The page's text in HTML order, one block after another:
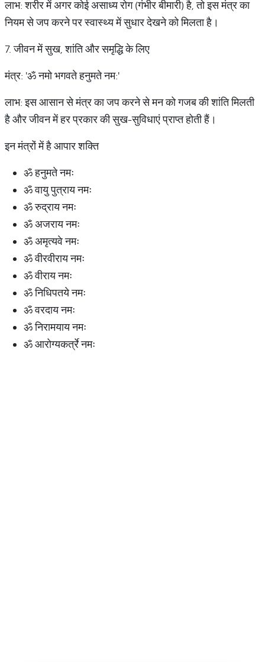
लाभ: शरीर में अगर कोई असाध्य रोग (गंभीर बीमारी) है, तो इस मंत्र का
नियम से जप करने पर स्वास्थ्य में सुधार देखने को मिलता है।
7. जीवन में सुख, शांति और समृद्धि के लिए
मंत्र: 'ॐ नमो भगवते हनुमते नम:'
लाभ: इस आसान से मंत्र का जप करने से मन को गजब की शांति मिलती
है और जीवन में हर प्रकार की सुख-सुविधाएं प्राप्त होती हैं।
इन मंत्रों में है आपार शक्ति
ॐ हनुमते नमः
ॐ वायु पुत्राय नमः
ॐ रुद्राय नमः
ॐ अजराय नमः
ॐ अमृत्यवे नमः
ॐ वीरवीराय नमः
ॐ वीराय नमः
ॐ निधिपतये नमः
ॐ वरदाय नमः
ॐ निरामयाय नमः
ॐ आरोग्यकर्त्रे नमः